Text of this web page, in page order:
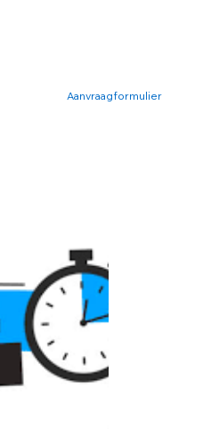
Aanvraagformulier